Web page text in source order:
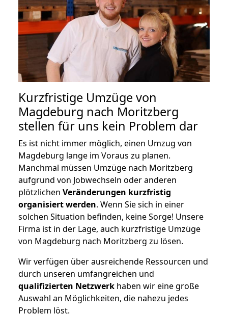
Kurzfristige Umzüge von
Magdeburg nach Moritzberg
stellen für uns kein Problem dar
Es ist nicht immer möglich, einen Umzug von
Magdeburg lange im Voraus zu planen.
Manchmal müssen Umzüge nach Moritzberg
aufgrund von Jobwechseln oder anderen
plötzlichen Veränderungen kurzfristig
organisiert werden. Wenn Sie sich in einer
solchen Situation befinden, keine Sorge! Unsere
Firma ist in der Lage, auch kurzfristige Umzüge
von Magdeburg nach Moritzberg zu lösen.
Wir verfügen über ausreichende Ressourcen und
durch unseren umfangreichen und
qualifizierten Netzwerk haben wir eine große
Auswahl an Möglichkeiten, die nahezu jedes
Problem löst.